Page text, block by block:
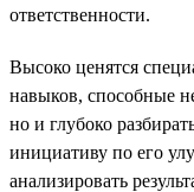
ответственности.
Высоко ценятся
навыков, способные
но и глубоко
инициативу по его
анализировать